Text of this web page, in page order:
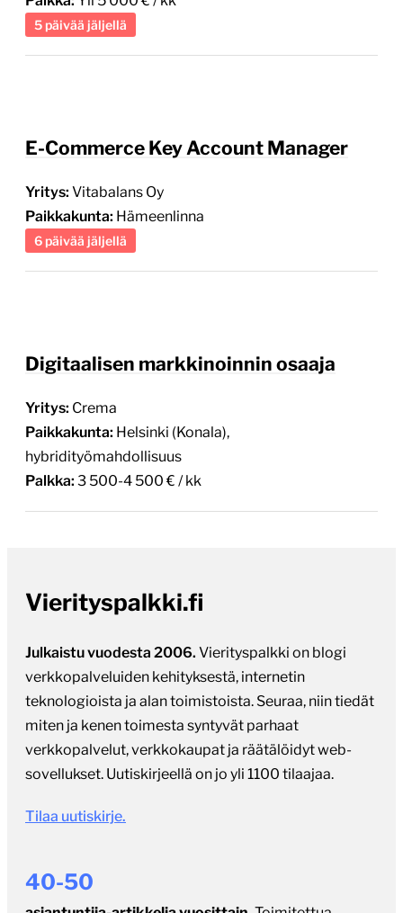
Yritys:Vitabalans Oy
6 päivää jäljellä
Yritys:Crema
hybridityömahdollisuus
Palkka:3 500-4 500 € / kk
Julkaistu vuodesta 2006.Vierityspalkki on blogi
teknologioista ja alan toimistoista. Seuraa, niin tiedät
miten ja kenen toimesta syntyvät parhaat
verkkopalvelut, verkkokaupat ja räätälöidyt web-
sovellukset. Uutiskirjeellä on jo yli 1100 tilaajaa.
Tilaa uutiskirje.
40-50
asiasisältöä verkkopalveluiden uudistuksista ja